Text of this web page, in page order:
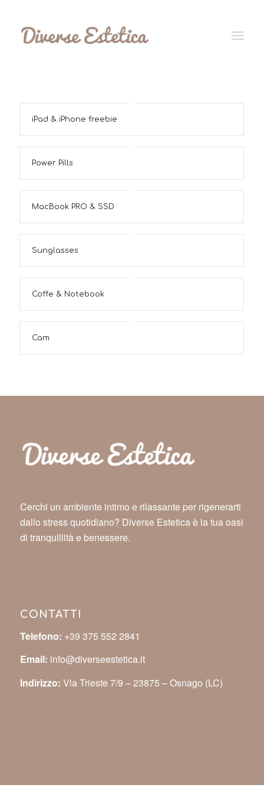
iPad & iPhone freebie
Power Pills
MacBook PRO & SSD
Sunglasses
Coffe & Notebook
Cam
Cerchi un ambiente intimo e rilassante per rigenerarti
dallo stress quotidiano? Diverse Estetica è la tua oasi
di tranquillità e benessere.
CONTATTI
Telefono: +39 375 552 2841
Email: info@diverseestetica.it
Indirizzo: Via Trieste 7/9 – 23875 – Osnago (LC)